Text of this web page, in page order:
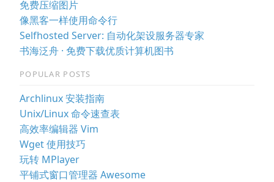
免费压缩图片
像黑客一样使用命令行
Selfhosted Server: 自动化架设服务器专家
书海泛舟 · 免费下载优质计算机图书
POPULAR POSTS
Archlinux 安装指南
Unix/Linux 命令速查表
高效率编辑器 Vim
Wget 使用技巧
玩转 MPlayer
平铺式窗口管理器 Awesome